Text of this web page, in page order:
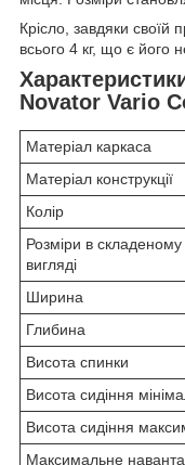
Крісло, завдяки своїй
всього 4 кг, що є його
Novator Vario
Матеріал каркаса
Матеріал конструкції
Колір
Розміри в складеному
вигляді
Ширина
Глибина
Висота спинки
Висота сидіння
Висота сидіння
Максимальне